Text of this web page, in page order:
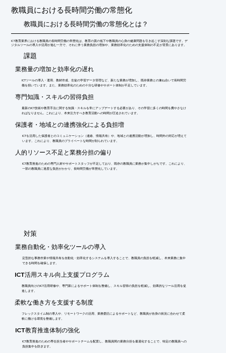
教職員における長時間労働の常態化
教職員における長時間労働の常態化とは？
ICT教育業界における教職員の長時間労働の常態化は、教育の質の低下や教職員の心身の健康問題を引き起こす深刻な課題です。デ
ジタルツールの導入や活用が進む一方で、それに伴う業務負担の増加や、業務効率化のための支援体制の不足が背景にあります。
​課題
業務量の増加と効率化の遅れ
ICTツールの導入・運用、教材作成、生徒の学習データ管理など、新たな業務が増加し、既存業務との兼ね合いで長時間労
働を招いています。また、業務効率化のための十分な研修やサポート体制が不足しています。
専門知識・スキルの習得負担
最新のICT技術や教育手法に関する知識・スキルを常にアップデートする必要があり、その学習に多くの時間を費やさなけ
ればなりません。これにより、本来注力すべき教育活動への時間が圧迫されています。
保護者・地域との連携強化による負担増
ICTを活用した保護者とのコミュニケーション（連絡、情報共有）や、地域との連携活動が増加し、時間外の対応が増えて
います。これにより、教職員のプライベートな時間が削られています。
人的リソース不足と業務分担の偏り
ICT教育推進のための専門人材やサポートスタッフが不足しており、既存の教職員に業務が集中しがちです。これにより、
一部の教職員に過度な負担がかかり、長時間労働が常態化しています。
​対策
業務自動化・効率化ツールの導入
定型的な事務作業や情報共有を自動化・効率化するシステムを導入することで、教職員の負担を軽減し、本来業務に集中
できる時間を確保します。
ICT活用スキル向上支援プログラム
教職員向けのICT活用研修や、専門家によるサポート体制を整備し、スキル習得の負担を軽減し、効果的なツール活用を促
進します。
柔軟な働き方を支援する制度
フレックスタイム制の導入や、リモートワークの活用、業務委託によるサポートなど、教職員が自身の状況に合わせて柔
軟に働ける環境を整備します。
ICT教育推進体制の強化
ICT教育推進のための専任担当者やサポートチームを配置し、教職員間の業務分担を最適化することで、特定の教職員への
負担集中を防ぎます。